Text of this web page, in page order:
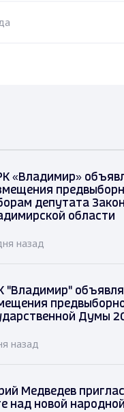
«Владимир»
депутата
области
назад
"Владимир"
Думы
назад
Медведев
над новой